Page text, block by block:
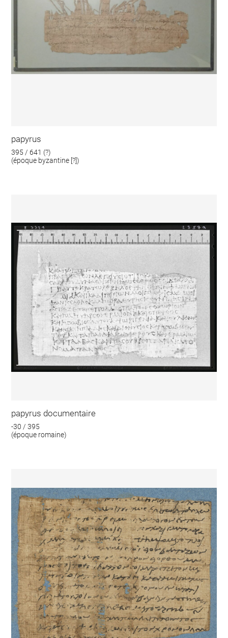
papyrus
395 / 641 (?)
(époque byzantine [?])
papyrus documentaire
-30 / 395
(époque romaine)